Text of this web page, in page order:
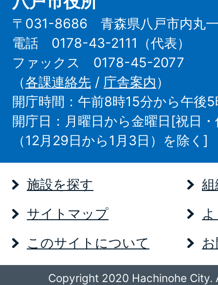
〒031-8686 青森県八戸市内丸一
電話 0178-43-2111（代表）
ファックス 0178-45-2077
（各課連絡先 / 庁舎案内）
開庁時間：午前8時15分から午後5
開庁日：月曜日から金曜日[祝日
（12月29日から1月3日）を除く]
施設を探す
サイトマップ
このサイトについて
Copyright 2020 Hachinohe City.